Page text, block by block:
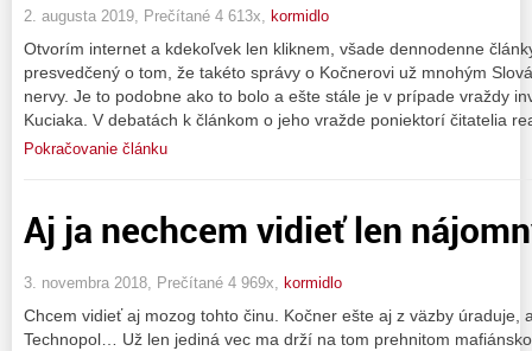
2. augusta 2019, Prečítané 4 613x, kormidlo
Otvorím internet a kdekoľvek len kliknem, všade dennodenne
presvedčený o tom, že takéto správy o Kočnerovi už mnohým
nervy. Je to podobne ako to bolo a ešte stále je v prípade vraždy
Kuciaka. V debatách k článkom o jeho vražde poniektorí čitatelia
Pokračovanie článku
Aj ja nechcem vidieť len
3. novembra 2018, Prečítané 4 969x, kormidlo
Chcem vidieť aj mozog tohto činu. Kočner ešte aj z väzby úraduje,
Technopol… Už len jediná vec ma drží na tom prehnitom